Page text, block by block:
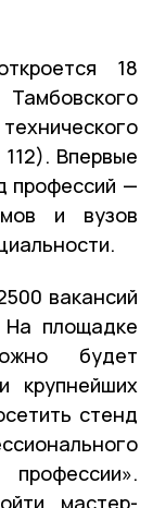
18
Впервые
профессий —
и вузов
вакансий
На площадке
будет
крупнейших
стенд
мастер-